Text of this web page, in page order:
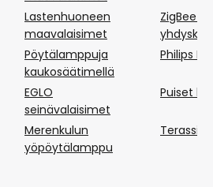
Lastenhuoneen
maavalaisimet
ZigBee-
Pöytälamppuja
kaukosäätimellä
Philips
EGLO
seinävalaisimet
Puiset
Merenkulun
yöpöytälamppu
Terassin